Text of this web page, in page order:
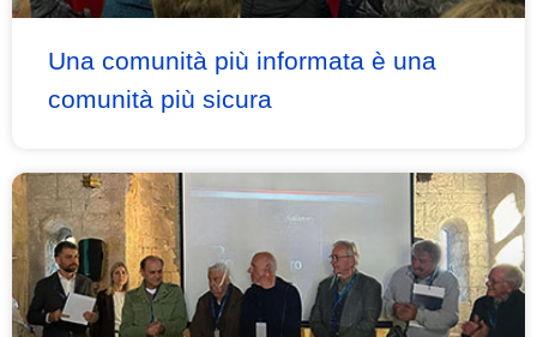
Una comunità più informata è una
comunità più sicura